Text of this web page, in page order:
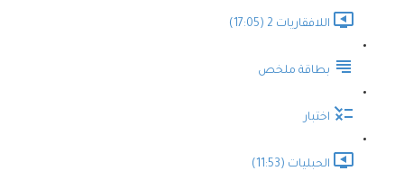
اللافقاريات 2 (17:05)
بطاقة ملخص
اختبار
الحبليات (11:53)